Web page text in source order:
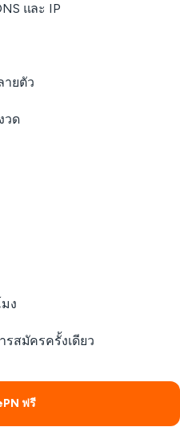
และ IP
ยตัว
วด
ง
สมัครครั้งเดียว
ฟรี